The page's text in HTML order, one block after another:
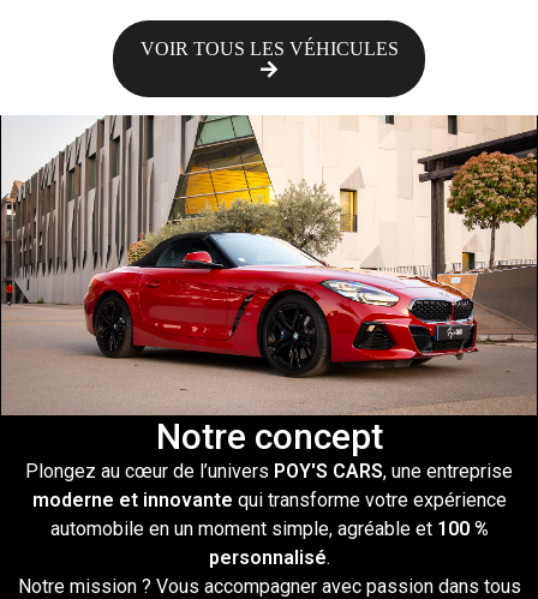
VOIR TOUS LES VÉHICULES
Notre concept
Plongez au cœur de l’univers POY'S CARS, une entreprise
moderne et innovante qui transforme votre expérience
automobile en un moment simple, agréable et 100 %
personnalisé.
Notre mission ? Vous accompagner avec passion dans tous